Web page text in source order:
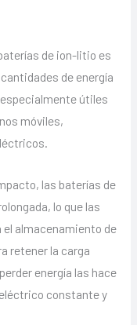
de ion-litio es
de energía
útiles
móviles,
las baterías de
lo que las
almacenamiento de
retener la carga
energía las hace
constante y